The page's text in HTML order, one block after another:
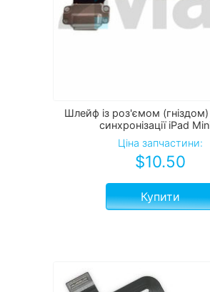
Шлейф із роз'ємом
синхронізації iPad
Ціна запчастини:
$10.50
Купити